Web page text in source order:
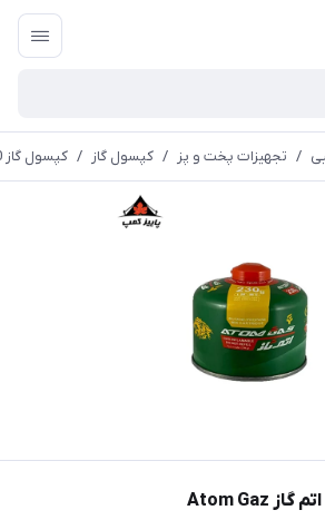
/ تجهیزات پخت و پز / کپسول گاز / کپسول گاز 230 گرمی اتم گاز Atom Gaz